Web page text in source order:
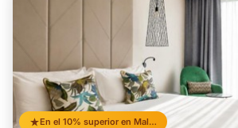
En el 10% superior en Malaga Historic Centre